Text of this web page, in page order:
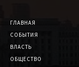
ГЛАВНАЯ
СОБЫТИЯ
ВЛАСТЬ
ОБЩЕСТВО